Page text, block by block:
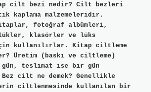
cilt bezi nedir? Cilt bezleri
kaplama malzemeleridir.
fotoğraf albümleri,
klasörler ve lüks
kullanılırlar. Kitap ciltleme
Üretim (baskı ve ciltleme)
teslimat ise bir gün
cilt ne demek? Genellikle
ciltlenmesinde kullanılan bir